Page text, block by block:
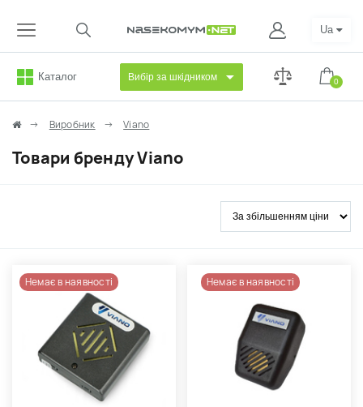
Каталог Вибір за шкідником 0
Ua
Виробник Viano
Товари бренду Viano
Немає в наявності Немає в наявності